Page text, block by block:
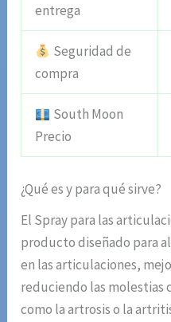
entrega
Seguridad de
compra
South Moon
Precio
¿Qué es y para qué sirve?
El Spray para las
producto diseñado para
en las articulaciones,
reduciendo las molestias
como la artrosis o la